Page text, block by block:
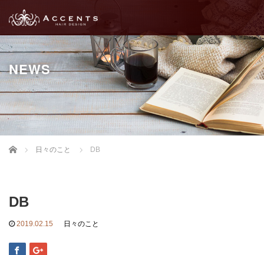
NEWS
Home 日々のこと DB
DB
2019.02.15 日々のこと